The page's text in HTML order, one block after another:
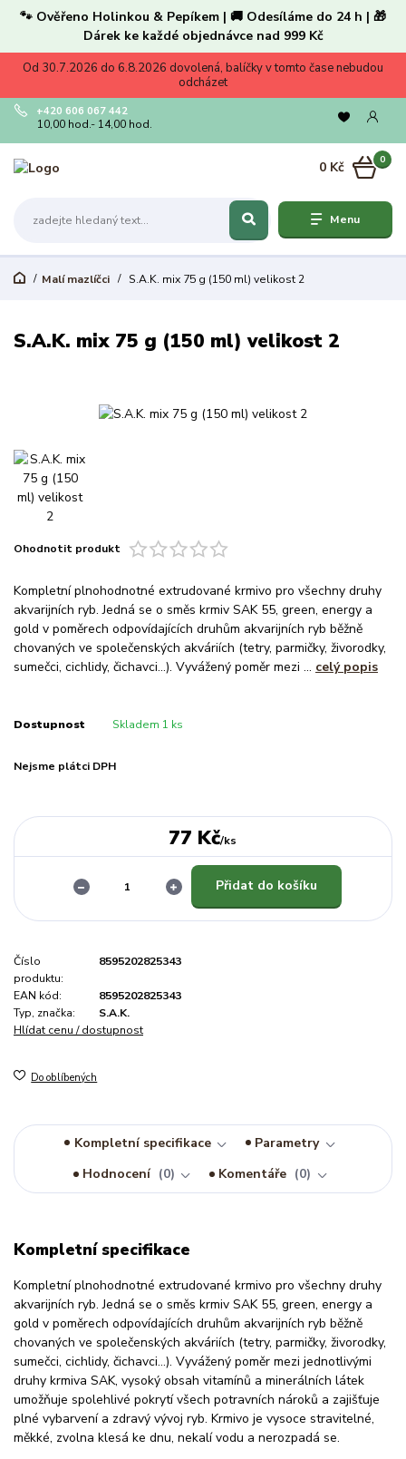
🐾 Ověřeno Holinkou & Pepíkem | 🚚 Odesíláme do 24 h | 🎁
Dárek ke každé objednávce nad 999 Kč
Od 30.7.2026 do 6.8.2026 dovolená, balíčky v tomto čase nebudou
odcházet
Menu
+420 606 067 442
10,00 hod.- 14,00 hod.
0
0 Kč
Malí mazlíčci S.A.K. mix 75 g (150 ml) velikost 2
S.A.K. mix 75 g (150 ml) velikost 2
Ohodnotit produkt
Kompletní plnohodnotné extrudované krmivo pro všechny druhy
akvarijních ryb. Jedná se o směs krmiv SAK 55, green, energy a
gold v poměrech odpovídajících druhům akvarijních ryb běžně
chovaných ve společenských akváriích (tetry, parmičky, živorodky,
sumečci, cichlidy, čichavci…). Vyvážený poměr mezi ... celý popis
Dostupnost Skladem 1 ks
Nejsme plátci DPH
77 Kč/ks
Přidat do košíku
Číslo
produktu:
8595202825343
EAN kód:
8595202825343
Typ, značka:
S.A.K.
Hlídat cenu / dostupnost
Do oblíbených
Kompletní specifikace
Parametry
Hodnocení
0 Komentáře 0
Kompletní specifikace
Kompletní plnohodnotné extrudované krmivo pro všechny druhy
akvarijních ryb. Jedná se o směs krmiv SAK 55, green, energy a
gold v poměrech odpovídajících druhům akvarijních ryb běžně
chovaných ve společenských akváriích (tetry, parmičky, živorodky,
sumečci, cichlidy, čichavci…). Vyvážený poměr mezi jednotlivými
druhy krmiva SAK, vysoký obsah vitamínů a minerálních látek
umožňuje spolehlivé pokrytí všech potravních nároků a zajišťuje
plné vybarvení a zdravý vývoj ryb. Krmivo je vysoce stravitelné,
měkké, zvolna klesá ke dnu, nekalí vodu a nerozpadá se.